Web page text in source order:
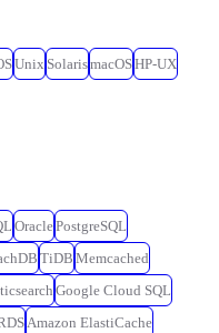
Unix SolarismacOSHP-UX
OraclePostgreSQL
TiDB Memcached
Google Cloud SQL
Amazon ElastiCache